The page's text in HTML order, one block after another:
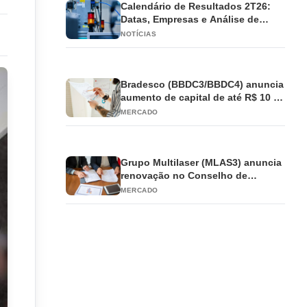
Calendário de Resultados 2T26:
Datas, Empresas e Análise de
Impacto
NOTÍCIAS
Bradesco (BBDC3/BBDC4) anuncia
aumento de capital de até R$ 10 bi
e antecipa JCP
MERCADO
Grupo Multilaser (MLAS3) anuncia
renovação no Conselho de
Administração
MERCADO